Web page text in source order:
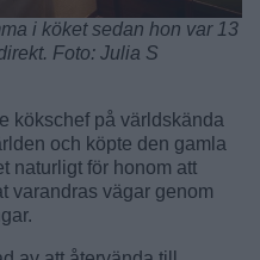
i köket sedan hon var 13
Foto: Julia S
kökschef på världskända
och köpte den gamla
naturligt för honom att
varandras vägar genom